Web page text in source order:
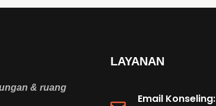
& ruang
LAYANAN
Email Konseling: